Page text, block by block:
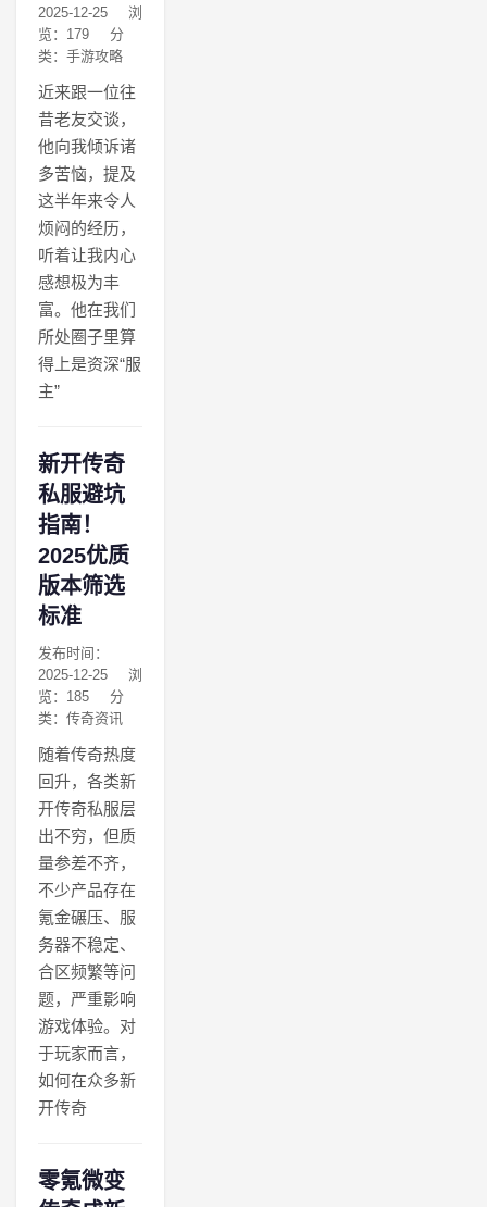
2025-12-25
浏
览：179
分
类：手游攻略
近来跟一位往
昔老友交谈，
他向我倾诉诸
多苦恼，提及
这半年来令人
烦闷的经历，
听着让我内心
感想极为丰
富。他在我们
所处圈子里算
得上是资深“服
主”
新开传奇
私服避坑
指南！
2025优质
版本筛选
标准
发布时间：
2025-12-25
浏
览：185
分
类：传奇资讯
随着传奇热度
回升，各类新
开传奇私服层
出不穷，但质
量参差不齐，
不少产品存在
氪金碾压、服
务器不稳定、
合区频繁等问
题，严重影响
游戏体验。对
于玩家而言，
如何在众多新
开传奇
零氪微变